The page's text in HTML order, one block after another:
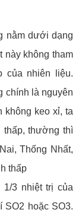
nằm dưới dạng
này không tham
của nhiên liệu.
chính là nguyên
không keo xỉ, ta
thấp, thường thì
Thống Nhất,
thấp
1/3 nhiệt trị của
SO2 hoặc SO3.